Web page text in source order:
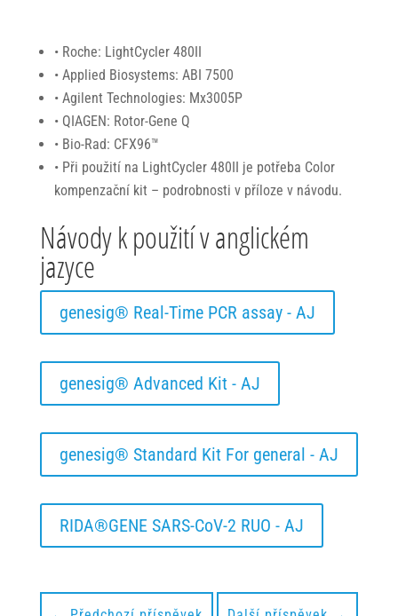
• Roche: LightCycler 480II
• Applied Biosystems: ABI 7500
• Agilent Technologies: Mx3005P
• QIAGEN: Rotor-Gene Q
• Bio-Rad: CFX96™
• Při použití na LightCycler 480II je potřeba Color
kompenzační kit – podrobnosti v příloze v návodu.
Návody k použití v anglickém
jazyce
genesig® Real-Time PCR assay - AJ
genesig® Advanced Kit - AJ
genesig® Standard Kit For general - AJ
RIDA®GENE SARS-CoV-2 RUO - AJ
Nutné
Tyto soubory
cookie jsou
fungování
webu a jsou